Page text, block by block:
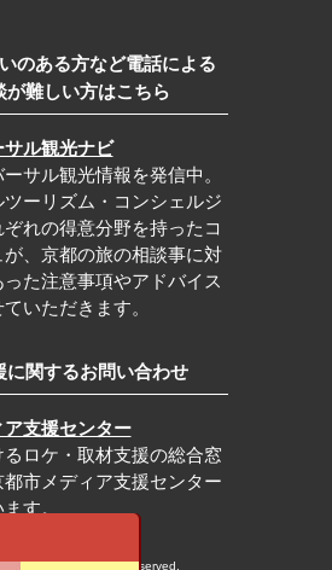
のある方など電話による
が難しい方はこちら
ル観光ナビ
サル観光情報を発信中。
ーリズム・コンシェルジ
ぞれの得意分野を持ったコ
が、京都の旅の相談事に対
った注意事項やアドバイス
いただきます。
に関するお問い合わせ
支援センター
ロケ・取材支援の総合窓
市メディア支援センター
す。
Association All rights reserved.